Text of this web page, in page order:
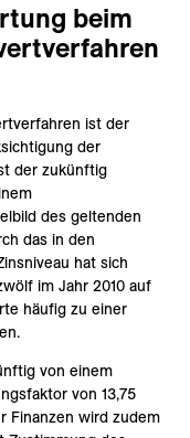
beim
ist der
der
der zukünftig
des geltenden
das in den
hat sich
im Jahr 2010 auf
häufig zu einer
von einem
von 13,75
Finanzen wird zudem